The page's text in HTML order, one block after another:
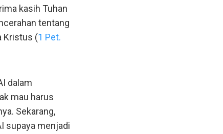
kasih Tuhan
tentang
Kristus (1 Pet.
dalam
mau harus
Sekarang,
supaya menjadi